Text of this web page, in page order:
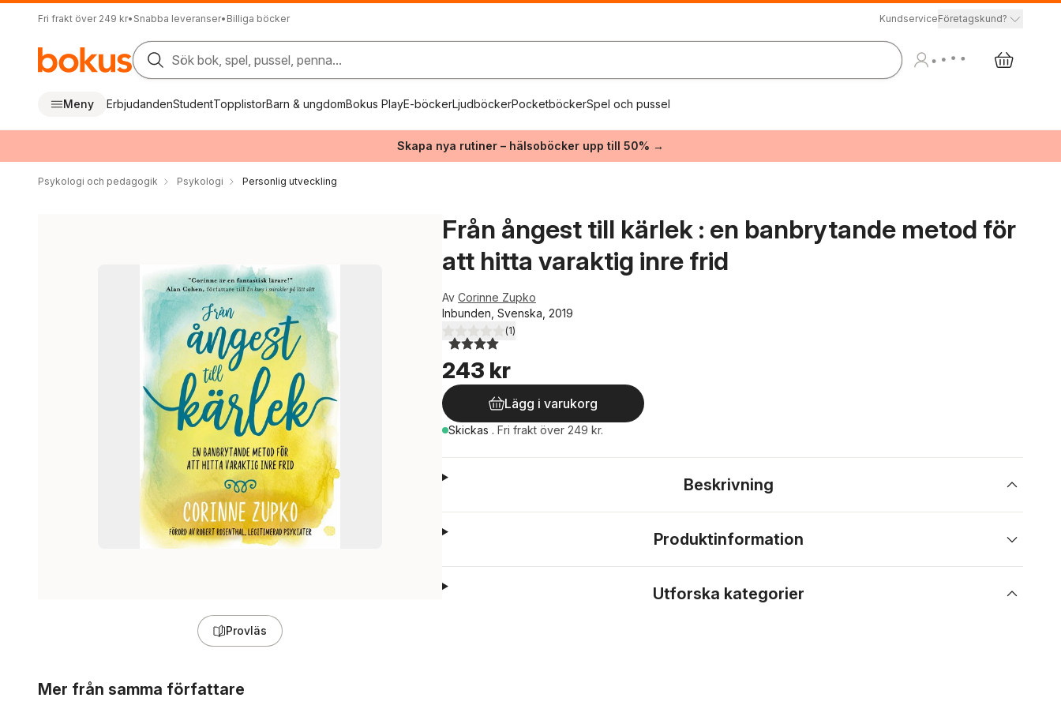
Fri frakt över 249 kr• Snabba leveranser• Billiga böcker KundserviceFöretagskund?
Sök bok, spel, pussel, penna...
Meny ErbjudandenStudentTopplistorBarn & ungdomBokus PlayE-böckerLjudböckerPocketböckerSpel och pussel
Skapa nya rutiner – hälsoböcker upp till 50% →
Psykologi och pedagogik Psykologi Personlig utveckling
Provläs
Från ångest till kärlek : en banbrytande metod för
att hitta varaktig inre frid
Av Corinne Zupko
Inbunden, Svenska, 2019
4,0utav 5 stjärnor. Totalt antal röster:
(1)
243 kr
Lägg i varukorg
Skickas . Fri frakt över 249 kr.
Beskrivning
Produktinformation
Utforska kategorier
Mer från samma författare